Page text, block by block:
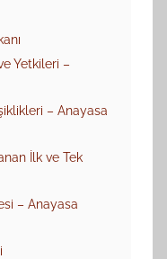
Yetkileri –
– Anayasa
İlk ve Tek
– Anayasa